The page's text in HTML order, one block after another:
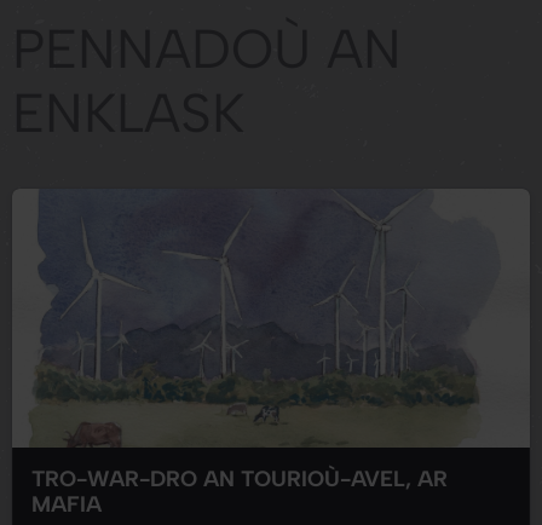
PENNADOÙ AN
ENKLASK
TRO-WAR-DRO AN TOURIOÙ-AVEL, AR
MAFIA